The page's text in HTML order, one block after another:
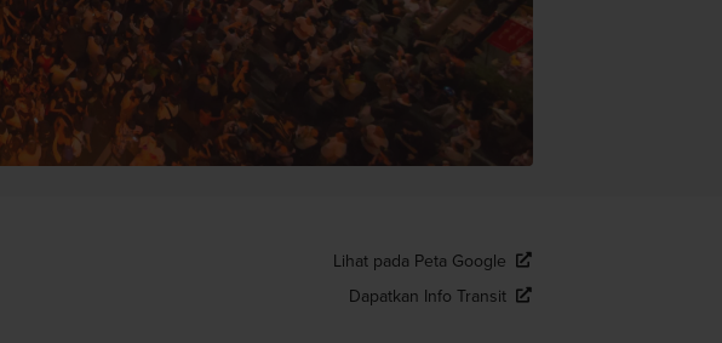
Lihat pada Peta Google
Dapatkan Info Transit